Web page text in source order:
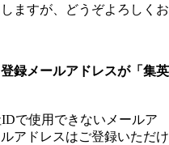
ますが、どうぞよろしくお
録メールアドレスが「集英
で使用できないメールア
アドレスはご登録いただけ